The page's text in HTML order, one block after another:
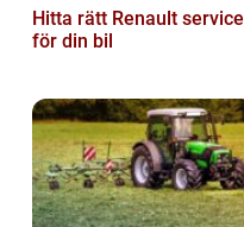
Hitta rätt Renault service
för din bil